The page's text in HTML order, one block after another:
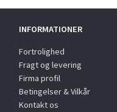
INFORMATIONER
Fortrolighed
Fragt og levering
Firma profil
Betingelser & Vilkår
Kontakt os